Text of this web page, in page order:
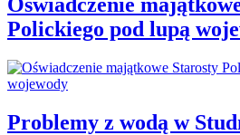
Polickiego pod lupą
Problemy z wodą w